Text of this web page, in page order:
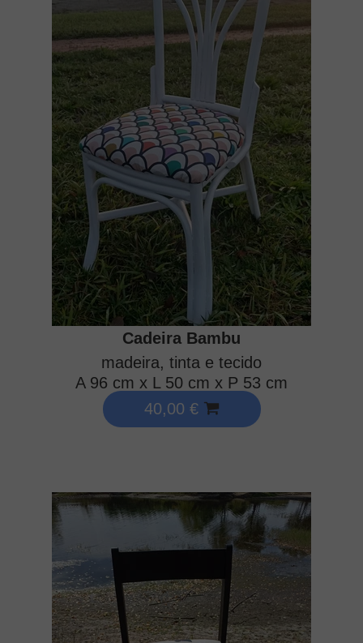
Cadeira Bambu
madeira, tinta e tecido
A 96 cm x L 50 cm x P 53 cm
40,00 €